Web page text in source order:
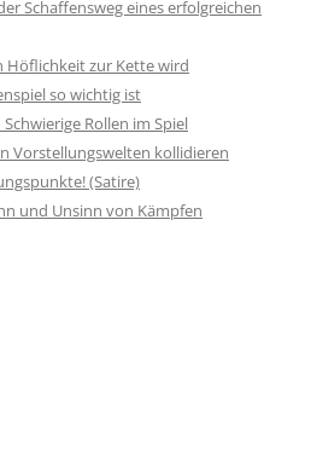
Schaffensweg eines erfolgreichen
Höflichkeit zur Kette wird
so wichtig ist
Rollen im Spiel
Vorstellungswelten kollidieren
(Satire)
und Unsinn von Kämpfen